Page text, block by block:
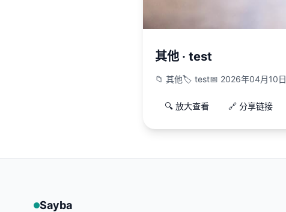
其他 · test
📁 其他🏷️ test📅 2026年04月10日
🔍 放大查看 🔗 分享链接
Sayba